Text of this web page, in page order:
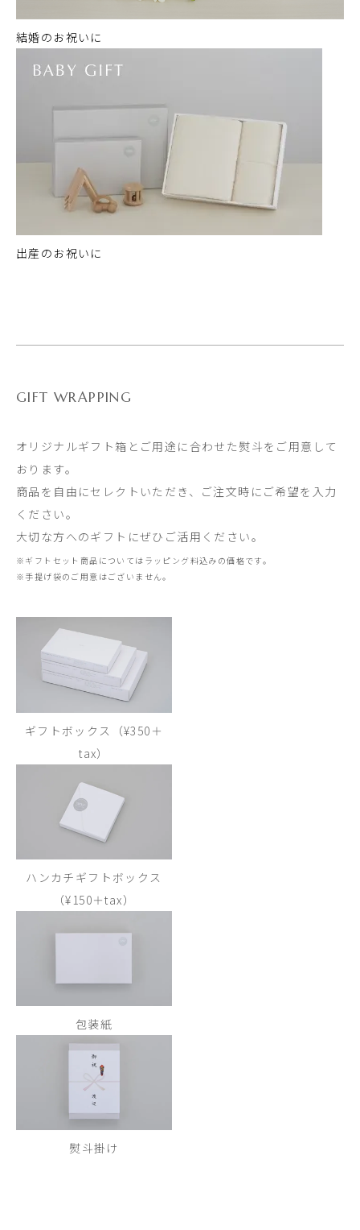
結婚のお祝いに
出産のお祝いに
GIFT WRAPPING
オリジナルギフト箱とご用途に合わせた熨斗をご用意して
おります。
商品を自由にセレクトいただき、ご注文時にご希望を入力
ください。
大切な方へのギフトにぜひご活用ください。
※ギフトセット商品についてはラッピング料込みの価格です。
※手提げ袋のご用意はございません。
ギフトボックス（¥350＋
tax）
ハンカチギフトボックス
（¥150＋tax）
包装紙
熨斗掛け